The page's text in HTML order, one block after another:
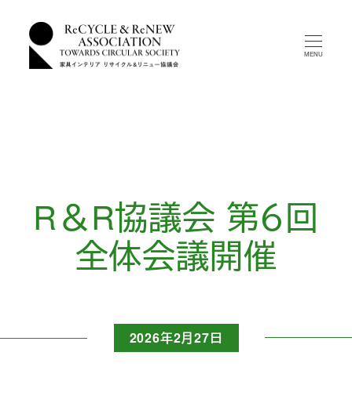
MENU
R＆R協議会 第６回
全体会議開催
投稿日
2026年2月27日